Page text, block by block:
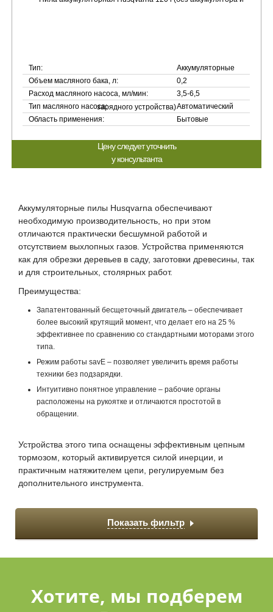
Показать фильтр
Тип:
Аккумуляторные
Объем масляного бака, л:
0,2
Расход масляного насоса, мл/мин:
3,5-6,5
Тип масляного насоса:
Автоматический
Область применения:
Бытовые
Цену следует уточнить
у консультанта
Аккумуляторные пилы Husqvarna обеспечивают
необходимую производительность, но при этом
отличаются практически бесшумной работой и
отсутствием выхлопных газов. Устройства применяются
как для обрезки деревьев в саду, заготовки древесины, так
и для строительных, столярных работ.
Преимущества:
Запатентованный бесщеточный двигатель – обеспечивает
более высокий крутящий момент, что делает его на 25 %
эффективнее по сравнению со стандартными моторами этого
типа.
Режим работы savE – позволяет увеличить время работы
техники без подзарядки.
Интуитивно понятное управление – рабочие органы
расположены на рукоятке и отличаются простотой в
обращении.
Устройства этого типа оснащены эффективным цепным
тормозом, который активируется силой инерции, и
практичным натяжителем цепи, регулируемым без
дополнительного инструмента.
Хотите, мы подберем